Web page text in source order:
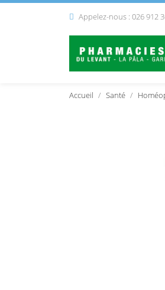
 Appelez-nous : 026 912
Accueil Santé